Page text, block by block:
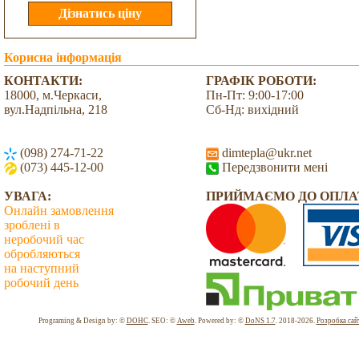
Корисна інформація
КОНТАКТИ:
18000, м.Черкаси,
вул.Надпільна, 218
(098) 274-71-22
(073) 445-12-00
ГРАФІК РОБОТИ:
Пн-Пт: 9:00-17:00
Сб-Нд: вихідний
dimtepla@ukr.net
Передзвонити мені
УВАГА:
Онлайн замовлення
зроблені в
неробочий час
обробляються
на наступний
робочий день
ПРИЙМАЄМО ДО
Programing & Design by: © DOHC. SEO: © Aweb. Powered by: © DoNS 1.7. 2018-2026. Розробка